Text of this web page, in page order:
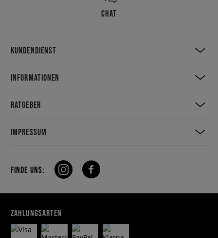
CHAT
KUNDENDIENST
INFORMATIONEN
RATGEBER
IMPRESSUM
FINDE UNS:
ZAHLUNGSARTEN